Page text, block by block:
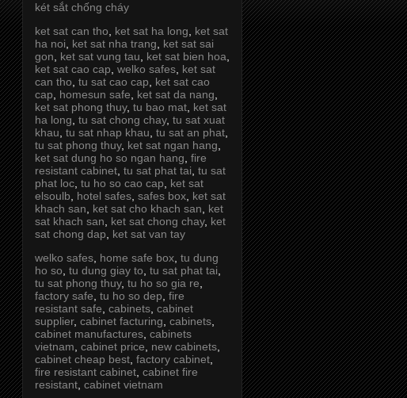
két sắt chống cháy
ket sat can tho
ket sat ha long
ket sat
ha noi
ket sat nha trang
ket sat sai
gon
ket sat vung tau ket sat bien hoa
ket sat cao cap welko safes ket sat
can tho tu sat cao cap
ket sat cao
cap
homesun safe ket sat da nang
ket sat phong thuy, tu bao mat ket sat
ha long tu sat chong chay, tu sat xuat
khau tu sat nhap khau tu sat an phat
tu sat phong thuy, ket sat ngan hang
ket sat dung ho so ngan hang fire
resistant cabinet tu sat phat tai tu sat
phat loc tu ho so cao cap
ket sat
elsoulb
hotel safes safes box ket sat
khach san
ket sat cho khach san
ket
sat khach san
ket sat chong chay, ket
sat chong dap
ket sat van tay
welko safes home safe box tu dung
ho so tu dung giay to tu sat phat tai
tu sat phong thuy, tu ho so gia re
factory safe tu ho so dep fire
resistant safe cabinets cabinet
supplier, cabinet facturing cabinets
cabinet manufactures cabinets
vietnam cabinet price new cabinets
cabinet cheap best factory cabinet
fire resistant cabinet cabinet fire
resistant cabinet vietnam